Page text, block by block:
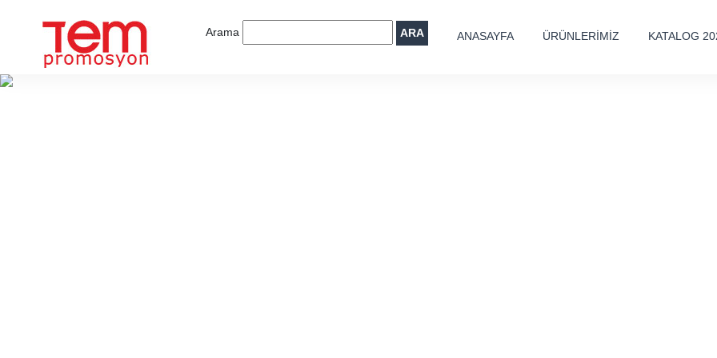
Arama ARA ANASAYFA ÜRÜNLERİMİZ KATALOG